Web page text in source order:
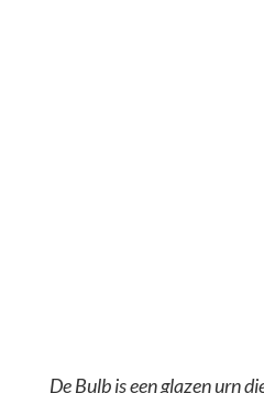
De Bulb is een glazen urn